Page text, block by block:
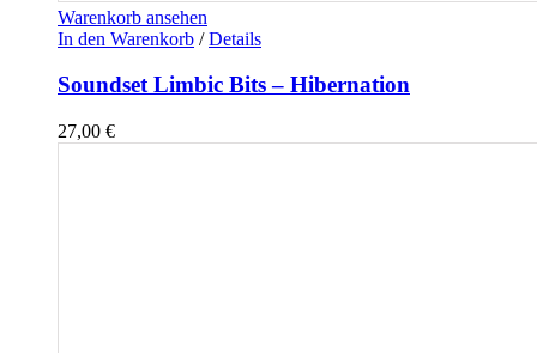
Warenkorb ansehen
In den Warenkorb / Details
Soundset Limbic Bits – Hibernation
27,00 €